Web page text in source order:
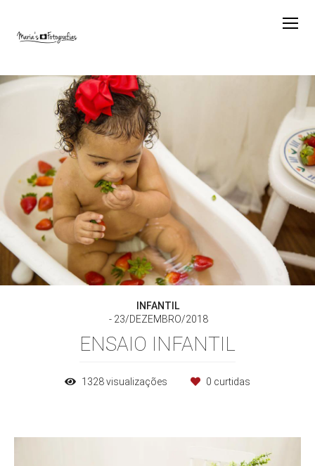
INFANTIL
23/DEZEMBRO/2018
ENSAIO INFANTIL
1328visualizações 0 curtidas